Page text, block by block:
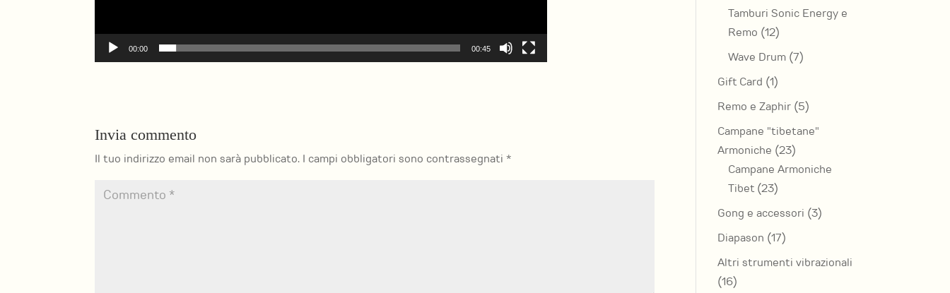
00:00 00:45
Invia commento
Il tuo indirizzo email non sarà pubblicato. I campi obbligatori sono contrassegnati*
Tamburi Sonic Energy e
Remo 1212
prodotti
Wave Drum 77
Gift Card 11
prodotto
Remo e Zaphir 55
prodotti
Campane "tibetane"
Armoniche 2323
prodotti
Campane Armoniche
Tibet 2323
prodotti
Gong e accessori 33
Diapason 1717
prodotti
Altri strumenti vibrazionali
1616